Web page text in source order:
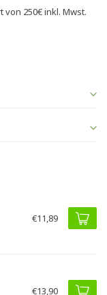
von 250€inkl. Mwst.
€11,89
€13,90